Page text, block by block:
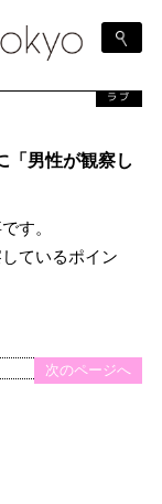
ラブ
「男性が観察し
す。
ているポイン
次のページへ